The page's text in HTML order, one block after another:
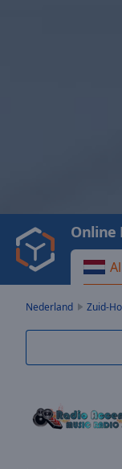
Video
Play
Backward
Skip
Current
Loaded
0.00%
Online
Nederland Zuid-